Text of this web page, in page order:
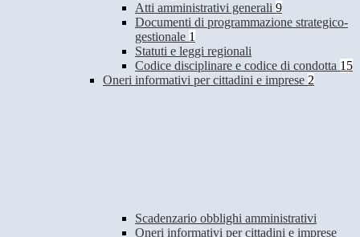
Atti amministrativi generali 9
Documenti di programmazione strategico-
gestionale 1
Statuti e leggi regionali
Codice disciplinare e codice di condotta 15
Oneri informativi per cittadini e imprese 2
Scadenzario obblighi amministrativi
Oneri informativi per cittadini e imprese